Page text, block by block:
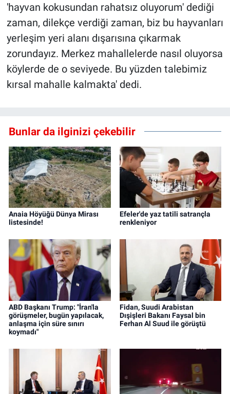
'hayvan kokusundan rahatsız oluyorum' dediği
zaman, dilekçe verdiği zaman, biz bu hayvanları
yerleşim yeri alanı dışarısına çıkarmak
zorundayız. Merkez mahallelerde nasıl oluyorsa
köylerde de o seviyede. Bu yüzden talebimiz
kırsal mahalle kalmakta' dedi.
Bunlar da ilginizi çekebilir
Anaia Höyüğü Dünya Mirası
listesinde!
Efeler'de yaz tatili satrançla
renkleniyor
ABD Başkanı Trump: "İran'la
görüşmeler, bugün yapılacak,
anlaşma için süre sınırı
koymadı"
Fidan, Suudi Arabistan
Dışişleri Bakanı Faysal bin
Ferhan Al Suud ile görüştü